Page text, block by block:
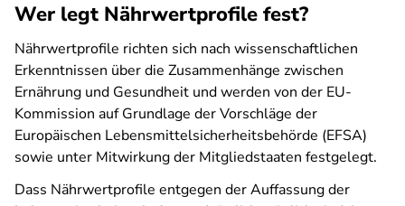
Wer legt Nährwertprofile fest?
Nährwertprofile richten sich nach wissenschaftlichen
Erkenntnissen über die Zusammenhänge zwischen
Ernährung und Gesundheit und werden von der EU-
Kommission auf Grundlage der Vorschläge der
Europäischen Lebensmittelsicherheitsbehörde (EFSA)
sowie unter Mitwirkung der Mitgliedstaaten festgelegt.
Dass Nährwertprofile entgegen der Auffassung der